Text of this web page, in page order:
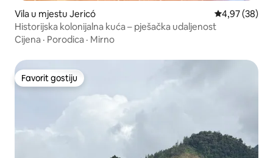
Vila u mjestu Jericó Prosječna
4,97 (38)
Historijska kolonijalna kuća – pješačka udaljenost
Cijena · Porodica · Mirno
Favorit gostiju
Favorit gostiju